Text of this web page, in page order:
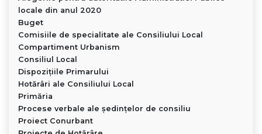
locale din anul 2020
Buget
Comisiile de specialitate ale Consiliului Local
Compartiment Urbanism
Consiliul Local
Dispoziţiile Primarului
Hotărâri ale Consiliului Local
Primăria
Procese verbale ale ședințelor de consiliu
Proiect Conurbant